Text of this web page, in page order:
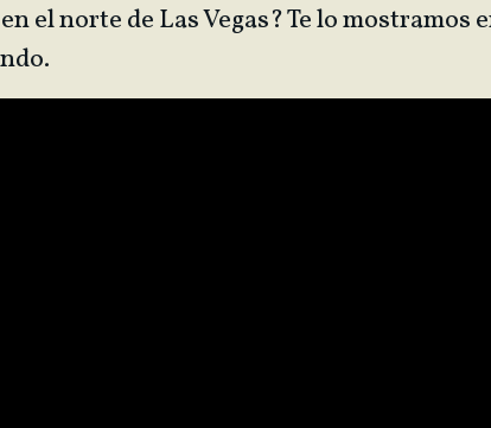
el norte de Las Vegas? Te lo mostramos